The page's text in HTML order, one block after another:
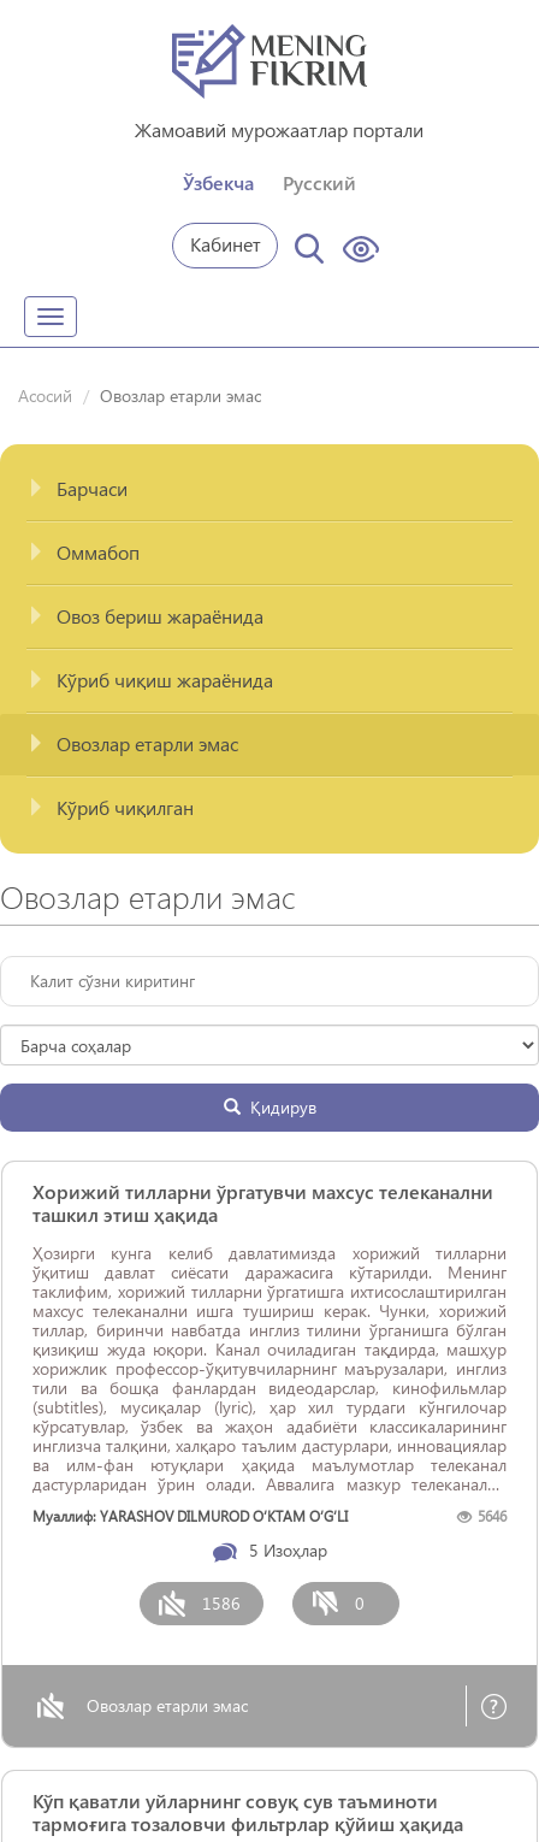
Жамоавий мурожаатлар портали
Ўзбекча Русский
Кабинет
Toggle
navigation
Асосий Овозлар етарли эмас
Барчаси
Оммабоп
Овоз бериш жараёнида
Кўриб чиқиш жараёнида
Овозлар етарли эмас
Кўриб чиқилган
Овозлар етарли эмас
Қидирув
Хорижий тилларни ўргатувчи махсус телеканални
ташкил этиш ҳақида
Ҳозирги кунга келиб давлатимизда хорижий тилларни
ўқитиш давлат сиёсати даражасига кўтарилди. Менинг
таклифим, хорижий тилларни ўргатишга ихтисослаштирилган
махсус телеканални ишга тушириш керак. Чунки, хорижий
тиллар, биринчи навбатда инглиз тилини ўрганишга бўлган
қизиқиш жуда юқори. Канал очиладиган тақдирда, машҳур
хорижлик профессор-ўқитувчиларнинг маърузалари, инглиз
тили ва бошқа фанлардан видеодарслар, кинофильмлар
(subtitles), мусиқалар (lyric), ҳар хил турдаги кўнгилочар
кўрсатувлар, ўзбек ва жаҳон адабиёти классикаларининг
инглизча талқини, халқаро таълим дастурлари, инновациялар
ва илм-фан ютуқлари ҳақида маълумотлар телеканал
дастурларидан ўрин олади. Аввалига мазкур телеканални
рақамли телевидиние тарзида ...
Муаллиф: YARASHOV DILMUROD O‘KTAM O‘G‘LI 5646
5 Изоҳлар
1586 0
Овозлар етарли эмас
Кўп қаватли уйларнинг совуқ сув таъминоти
тармоғига тозаловчи фильтрлар қўйиш ҳақида